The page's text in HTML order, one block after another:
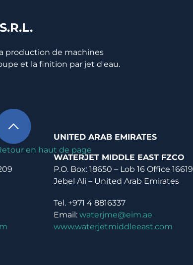
en haut de page
production de machines
et la finition par jet d'eau.
UNITED ARAB EMIRATES
WATERJET MIDDLE EAST FZCO
P.O. Box: 18650 – Lob 16 Office 16619
Jebel Ali – United Arab Emirates
Tel. +971 4 8816337
Email: waterjme@eim.ae
www.waterjetmiddleeast.com